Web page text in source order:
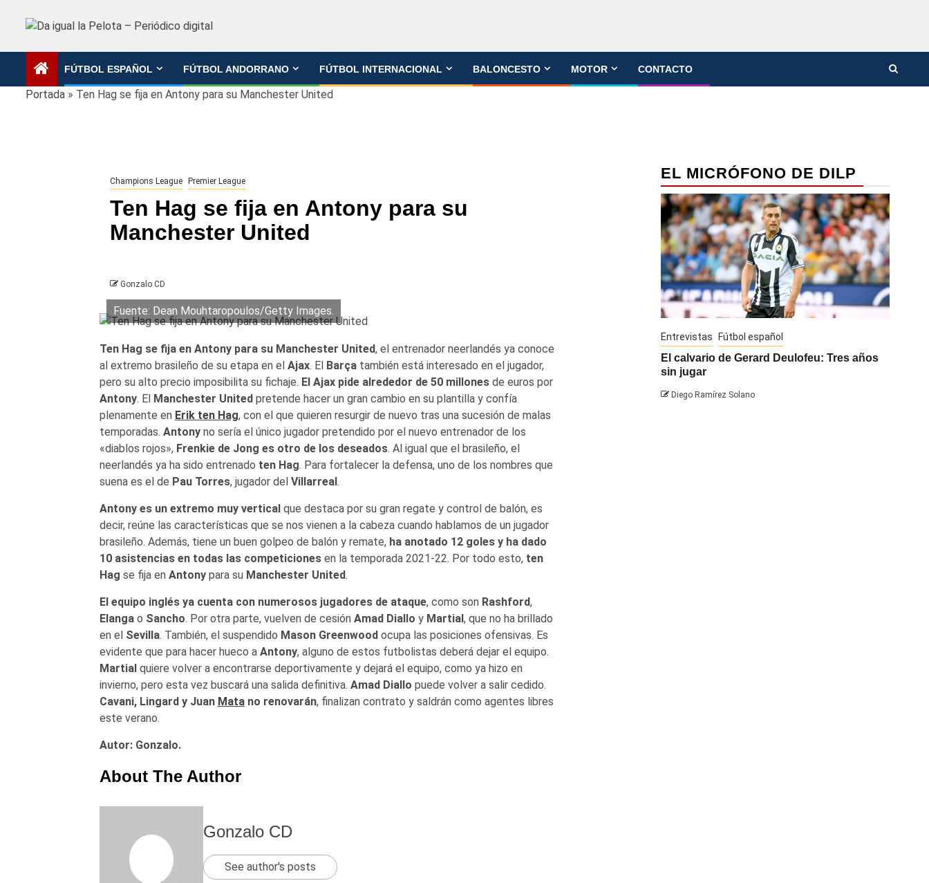
FÚTBOL ESPAÑOL FÚTBOL ANDORRANO FÚTBOL INTERNACIONAL BALONCESTO MOTOR CONTACTO
Portada » Ten Hag se fija en Antony para su Manchester United
Champions League Premier League
Ten Hag se fija en Antony para su
Manchester United
Gonzalo CD
Fuente: Dean Mouhtaropoulos/Getty Images.
Ten Hag se fija en Antony para su Manchester United, el entrenador neerlandés ya conoce
al extremo brasileño de su etapa en el Ajax. El Barçatambién está interesado en el jugador,
pero su alto precio imposibilita su fichaje. El Ajax pide alrededor de 50 millonesde euros por
Antony. El Manchester United pretende hacer un gran cambio en su plantilla y confía
plenamente en Erik ten Hag, con el que quieren resurgir de nuevo tras una sucesión de malas
temporadas. Antonyno sería el único jugador pretendido por el nuevo entrenador de los
«diablos rojos», Frenkie de Jong es otro de los deseados. Al igual que el brasileño, el
neerlandés ya ha sido entrenado ten Hag. Para fortalecer la defensa, uno de los nombres que
suena es el de Pau Torres, jugador del Villarreal .
Antony es un extremo muy vertical que destaca por su gran regate y control de balón, es
decir, reúne las características que se nos vienen a la cabeza cuando hablamos de un jugador
brasileño. Además, tiene un buen golpeo de balón y remate, ha anotado 12 goles y ha dado
10 asistencias en todas las competicionesen la temporada 2021-22. Por todo esto, ten
Hag se fija en Antonypara su Manchester United.
El equipo inglés ya cuenta con numerosos jugadores de ataque, como son Rashford,
Elangao Sancho. Por otra parte, vuelven de cesión Amad Diallo y Martial , que no ha brillado
en el Sevilla. También, el suspendido Mason Greenwood ocupa las posiciones ofensivas. Es
evidente que para hacer hueco a Antony, alguno de estos futbolistas deberá dejar el equipo.
Martial quiere volver a encontrarse deportivamente y dejará el equipo, como ya hizo en
invierno, pero esta vez buscará una salida definitiva. Amad Diallo puede volver a salir cedido.
Cavani, Lingard y Juan Matano renovarán, finalizan contrato y saldrán como agentes libres
este verano.
Autor: Gonzalo.
About The Author
Gonzalo CD
See author's posts
EL MICRÓFONO DE DILP
Entrevistas Fútbol español
El calvario de Gerard Deulofeu: Tres años
sin jugar
Diego Ramírez Solano